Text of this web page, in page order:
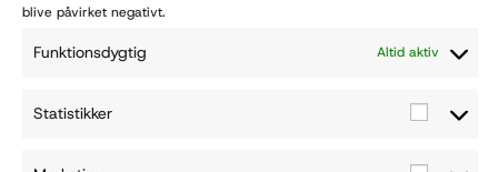
blive påvirket negativt.
Funktionsdygtig Altid aktiv
Statistikker